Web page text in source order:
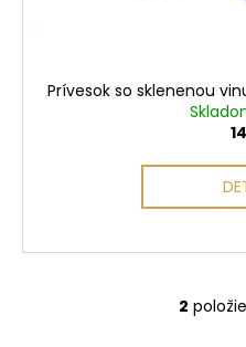
Prívesok so sklenenou
2